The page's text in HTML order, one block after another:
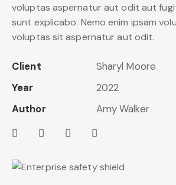
voluptas aspernatur aut odit aut
sunt explicabo. Nemo enim ipsam
voluptas sit aspernatur aut odit.
Client
Sharyl Moore
Year
2022
Author
Amy Walker